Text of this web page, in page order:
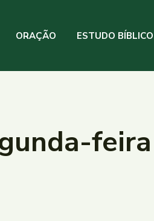
ORAÇÃO ESTUDO BÍBLICO